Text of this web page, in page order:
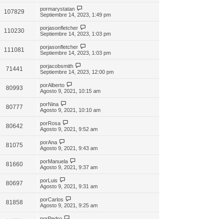
107829 pormarystatan
Septiembre 14, 2023, 1:49 pm
110230 porjasonfletcher
Septiembre 14, 2023, 1:03 pm
111081 porjasonfletcher
Septiembre 14, 2023, 1:03 pm
71441 porjacobsmith
Septiembre 14, 2023, 12:00 pm
80993 porAlberto
Agosto 9, 2021, 10:15 am
80777 porNina
Agosto 9, 2021, 10:10 am
80642 porRosa
Agosto 9, 2021, 9:52 am
81075 porAna
Agosto 9, 2021, 9:43 am
81660 porManuela
Agosto 9, 2021, 9:37 am
80697 porLuis
Agosto 9, 2021, 9:31 am
81858 porCarlos
Agosto 9, 2021, 9:25 am